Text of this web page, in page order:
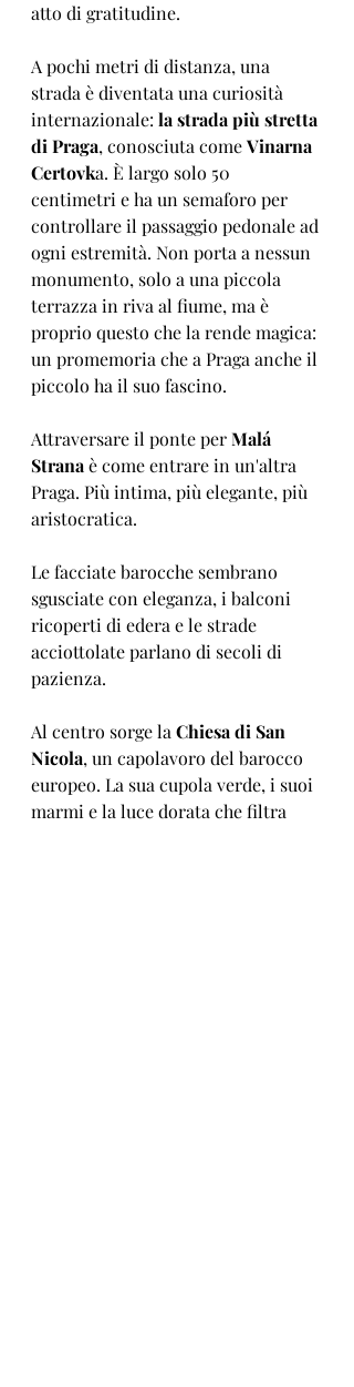
atto di gratitudine.
A pochi metri di distanza, una
strada è diventata una curiosità
internazionale: la strada più stretta
di Praga, conosciuta come Vinarna
Certovka. È largo solo 50
centimetri e ha un semaforo per
controllare il passaggio pedonale ad
ogni estremità. Non porta a nessun
monumento, solo a una piccola
terrazza in riva al fiume, ma è
proprio questo che la rende magica:
un promemoria che a Praga anche il
piccolo ha il suo fascino.
Attraversare il ponte per Malá
Strana è come entrare in un'altra
Praga. Più intima, più elegante, più
aristocratica.
Le facciate barocche sembrano
sgusciate con eleganza, i balconi
ricoperti di edera e le strade
acciottolate parlano di secoli di
pazienza.
Al centro sorge la Chiesa di San
Nicola, un capolavoro del barocco
europeo. La sua cupola verde, i suoi
marmi e la luce dorata che filtra